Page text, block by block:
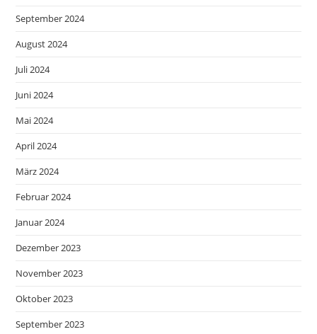
September 2024
August 2024
Juli 2024
Juni 2024
Mai 2024
April 2024
März 2024
Februar 2024
Januar 2024
Dezember 2023
November 2023
Oktober 2023
September 2023